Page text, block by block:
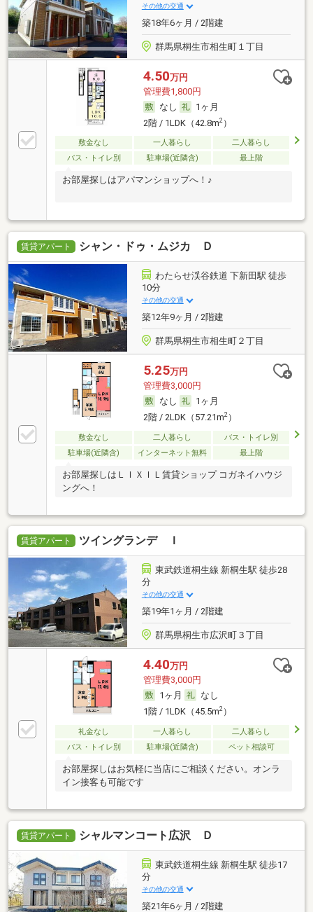
その他の交通
築18年6ヶ月 / 2階建
群馬県桐生市相生町１丁目
4.50万円
管理費1,800円
なし
1ヶ月
2階 / 1LDK（42.8m2）
敷金なし 一人暮らし
二人暮らし
バス・トイレ別
駐車場(近隣含) 最上階
お部屋探しはアパマンショップへ！♪
賃貸アパート シャン・ドゥ・ムジカ Ｄ
わたらせ渓谷鉄道 下新田駅 徒歩
10分
その他の交通
築12年9ヶ月 / 2階建
群馬県桐生市相生町２丁目
5.25万円
管理費3,000円
なし
1ヶ月
2階 / 2LDK（57.21m2）
敷金なし 二人暮らし
バス・トイレ別
駐車場(近隣含)
インターネット無料 最上階
お部屋探しはＬＩＸＩＬ賃貸ショップ コガネイハウジ
ングへ！
賃貸アパート ツイングランデ Ｉ
東武鉄道桐生線 新桐生駅 徒歩28
分
その他の交通
築19年1ヶ月 / 2階建
群馬県桐生市広沢町３丁目
4.40万円
管理費3,000円
1ヶ月
なし
1階 / 1LDK（45.5m2）
礼金なし 一人暮らし
二人暮らし
バス・トイレ別
駐車場(近隣含) ペット相談可
お部屋探しはお気軽に当店にご相談ください。オンラ
イン接客も可能です
賃貸アパート シャルマンコート広沢 Ｄ
東武鉄道桐生線 新桐生駅 徒歩17
分
その他の交通
築21年6ヶ月 / 2階建